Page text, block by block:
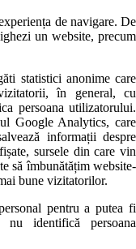
de navigare. De
un website, precum
statistici anonime care
în general, cu
persoana utilizatorului.
Google Analytics, care
informații despre
sursele din care vin
să îmbunătățim website-
bune vizitatorilor.
pentru a putea fi
identifică persoana